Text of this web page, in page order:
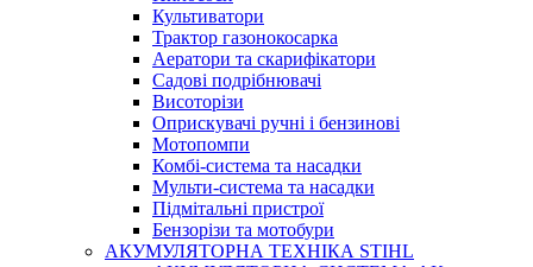
Культиватори
Трактор газонокосарка
Аератори та скарифікатори
Садові подрібнювачі
Висоторізи
Оприскувачі ручні і бензинові
Мотопомпи
Комбі-система та насадки
Мульти-система та насадки
Підмітальні пристрої
Бензорізи та мотобури
АКУМУЛЯТОРНА ТЕХНІКА STIHL